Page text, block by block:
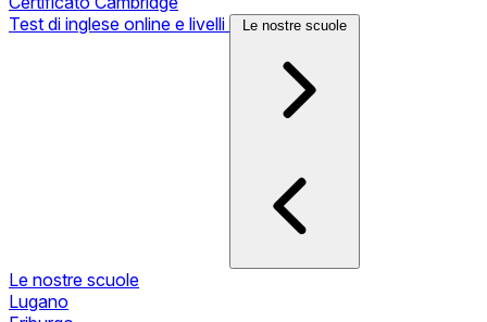
Test di inglese online e livelli
Le nostre scuole
Le nostre scuole
Lugano